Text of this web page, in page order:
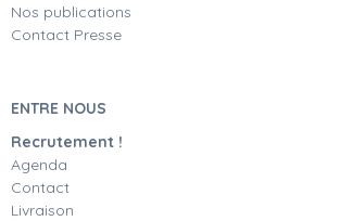
Nos publications
Contact Presse
ENTRE NOUS
Recrutement !
Agenda
Contact
Livraison